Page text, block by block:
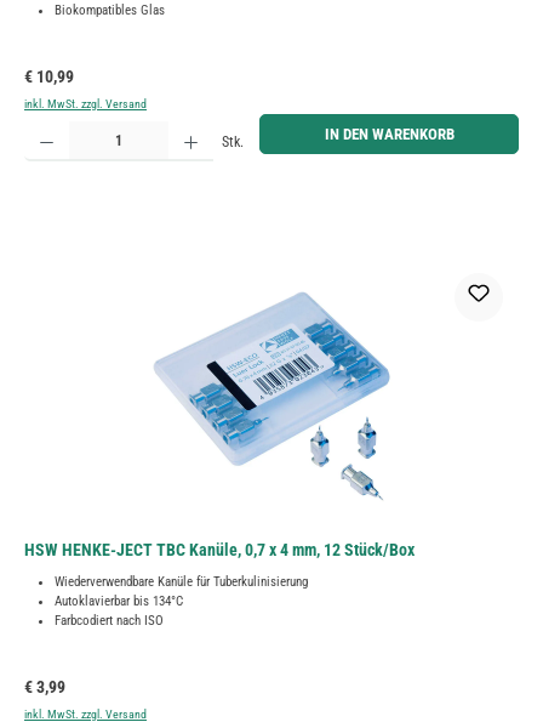
Biokompatibles Glas
Regulärer Preis:
€ 10,99
inkl. MwSt. zzgl. Versand
Produkt Anzahl: Gib den gewünschten Wert ein oder benutze die Schaltflächen um die Anzahl zu
Stk. IN DEN WARENKORB
HSW HENKE-JECT TBC Kanüle, 0,7 x 4 mm, 12 Stück/Box
Wiederverwendbare Kanüle für Tuberkulinisierung
Autoklavierbar bis 134°C
Farbcodiert nach ISO
Regulärer Preis:
€ 3,99
inkl. MwSt. zzgl. Versand